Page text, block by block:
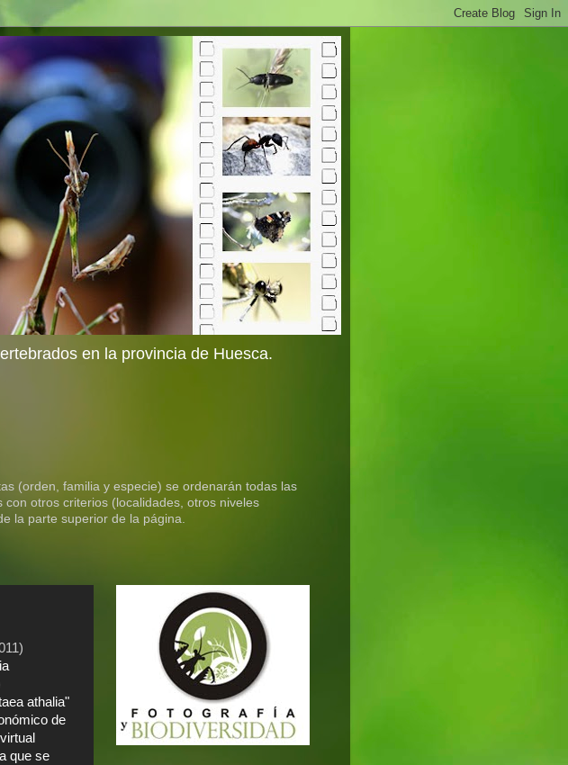
en la provincia de Huesca.
(orden, familia y especie) se ordenarán todas las
otros criterios (localidades, otros niveles
la parte superior de la página.
athalia"
de
que se